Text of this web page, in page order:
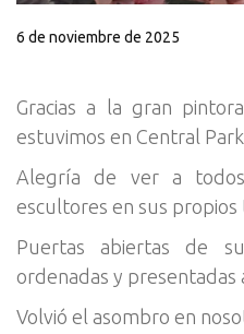
6 de noviembre de 2025
Gracias a la gran
estuvimos en Central
Alegría de ver a
escultores en sus propios
Puertas abiertas de
ordenadas y presentadas
Volvió el asombro en